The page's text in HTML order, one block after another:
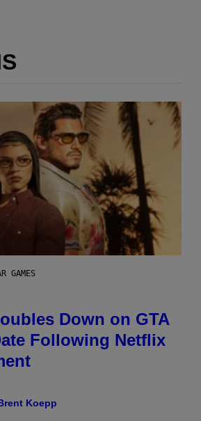
GAMES
Down on GTA
Following Netflix
Koepp